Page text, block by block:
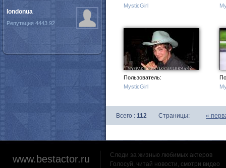
MysticGirl
Пользователь:
MysticGirl
Всего : 112 Страницы: «
londonua
Репутация 4443.92
www.bestactor.ru
Следи за жизнью любимых актеров
Голосуй, читай новости, смотри видео